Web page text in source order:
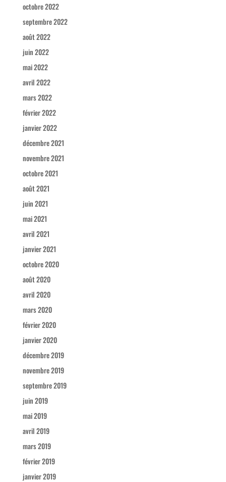
octobre 2022
septembre 2022
août 2022
juin 2022
mai 2022
avril 2022
mars 2022
février 2022
janvier 2022
décembre 2021
novembre 2021
octobre 2021
août 2021
juin 2021
mai 2021
avril 2021
janvier 2021
octobre 2020
août 2020
avril 2020
mars 2020
février 2020
janvier 2020
décembre 2019
novembre 2019
septembre 2019
juin 2019
mai 2019
avril 2019
mars 2019
février 2019
janvier 2019